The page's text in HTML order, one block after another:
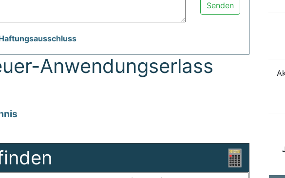
Senden
Anwendungserlass